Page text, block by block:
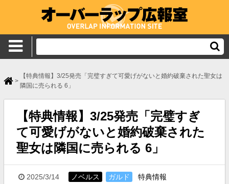
>
【特典情報】3/25発売「完璧すぎて可愛げがないと婚約破棄された聖女は
隣国に売られる 6」
【特典情報】3/25発売「完璧すぎ
て可愛げがないと婚約破棄された
聖女は隣国に売られる 6」
2025/3/14 ノベルス ガルド 特典情報